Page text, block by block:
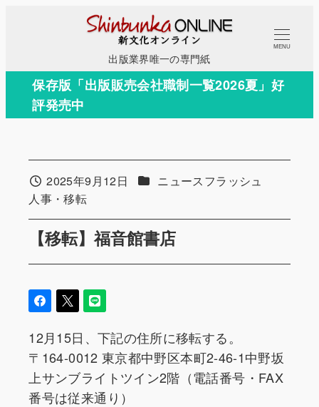
コ
テ
出版業界唯一の専門紙
MENU
保存版「出版販売会社職制一覧2026夏」好
評発売中
【移転】福音館書店
投稿日2025年9月12日 カテゴリー
ニュースフラッシュ
カテゴリー
人事・移転
12月15日、下記の住所に移転する。
〒164-0012 東京都中野区本町2-46-1中野坂
上サンブライトツイン2階（電話番号・FAX
番号は従来通り）